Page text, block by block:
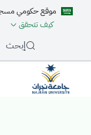
موقع حكومي
كيف تتحقق
إبحث